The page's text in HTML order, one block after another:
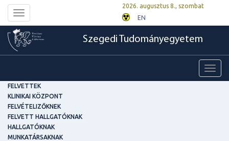
Toggle
navigation
2026. augusztus 8., szombat
EN
Szegedi Tudományegyetem
FELVETTEK
KLINIKAI KÖZPONT
FELVÉTELIZŐKNEK
FELVETT HALLGATÓKNAK
HALLGATÓKNAK
MUNKATÁRSAKNAK